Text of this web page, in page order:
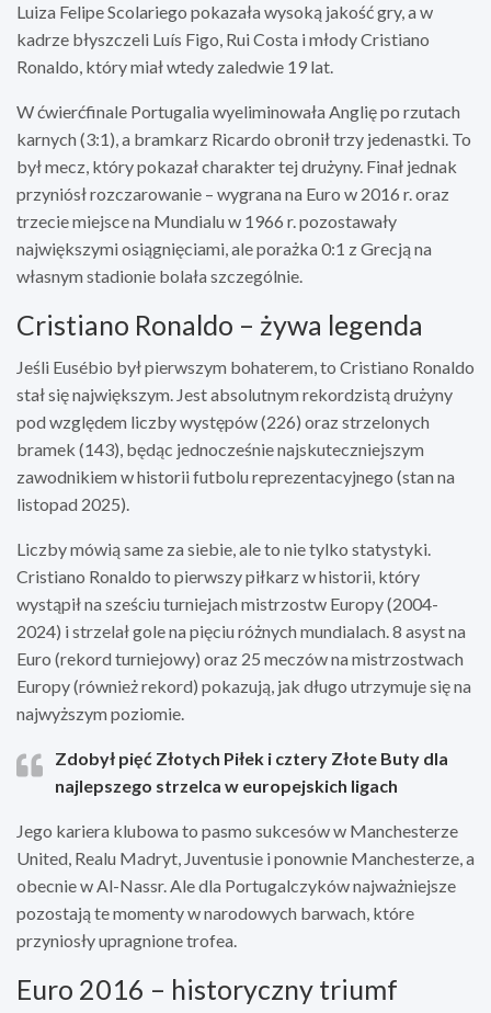
Luiza Felipe Scolariego pokazała wysoką jakość gry, a w
kadrze błyszczeli Luís Figo, Rui Costa i młody Cristiano
Ronaldo, który miał wtedy zaledwie 19 lat.
W ćwierćfinale Portugalia wyeliminowała Anglię po rzutach
karnych (3:1), a bramkarz Ricardo obronił trzy jedenastki. To
był mecz, który pokazał charakter tej drużyny. Finał jednak
przyniósł rozczarowanie – wygrana na Euro w 2016 r. oraz
trzecie miejsce na Mundialu w 1966 r. pozostawały
największymi osiągnięciami, ale porażka 0:1 z Grecją na
własnym stadionie bolała szczególnie.
Cristiano Ronaldo – żywa legenda
Jeśli Eusébio był pierwszym bohaterem, to Cristiano Ronaldo
stał się największym. Jest absolutnym rekordzistą drużyny
pod względem liczby występów (226) oraz strzelonych
bramek (143), będąc jednocześnie najskuteczniejszym
zawodnikiem w historii futbolu reprezentacyjnego (stan na
listopad 2025).
Liczby mówią same za siebie, ale to nie tylko statystyki.
Cristiano Ronaldo to pierwszy piłkarz w historii, który
wystąpił na sześciu turniejach mistrzostw Europy (2004-
2024) i strzelał gole na pięciu różnych mundialach. 8 asyst na
Euro (rekord turniejowy) oraz 25 meczów na mistrzostwach
Europy (również rekord) pokazują, jak długo utrzymuje się na
najwyższym poziomie.
Zdobył pięć Złotych Piłek i cztery Złote Buty dla
najlepszego strzelca w europejskich ligach
Jego kariera klubowa to pasmo sukcesów w Manchesterze
United, Realu Madryt, Juventusie i ponownie Manchesterze, a
obecnie w Al-Nassr. Ale dla Portugalczyków najważniejsze
pozostają te momenty w narodowych barwach, które
przyniosły upragnione trofea.
Euro 2016 – historyczny triumf